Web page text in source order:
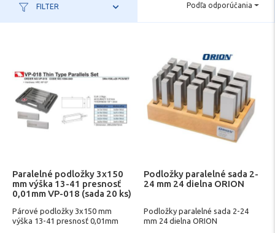
FILTER Podľa odporúčania
Paralelné podložky 3x150
mm výška 13-41 presnosť
0,01mm VP-018 (sada 20 ks)
Párové podložky 3x150 mm
výška 13-41 presnosť 0,01mm
Podložky paralelné sada 2-
24 mm 24 dielna ORION
Podložky paralelné sada 2-24
mm 24 dielna ORION